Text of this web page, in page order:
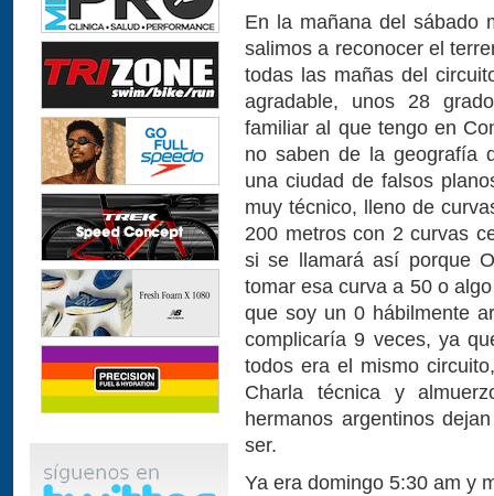
En la mañana del sábado
salimos a reconocer el
todas las mañas del
agradable, unos 28
familiar al que tengo en
no saben de la geografía
una ciudad de falsos
muy técnico, lleno de
200 metros con 2 curvas
si se llamará así porque
tomar esa curva a 50 o
que soy un 0 hábilmente
complicaría 9 veces, ya
todos era el mismo
Charla técnica y
hermanos argentinos
ser.
Ya era domingo 5:30 am y